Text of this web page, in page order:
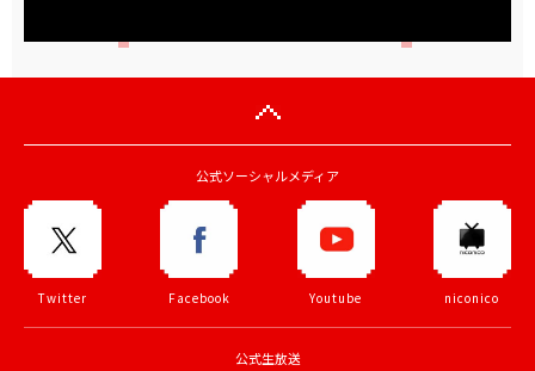
公式ソーシャルメディア
Twitter Facebook Youtube niconico
公式生放送